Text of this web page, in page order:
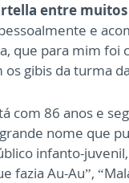
entre
e
que para mim
gibis da turma
com 86 anos e
nome que
infanto-
fazia Au-Au”,